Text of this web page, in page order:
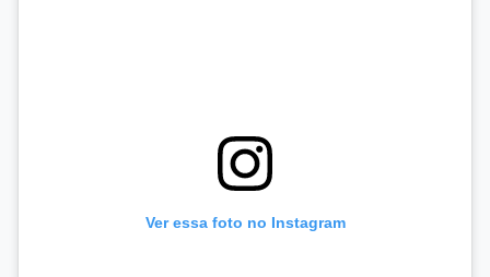
Ver essa foto no Instagram